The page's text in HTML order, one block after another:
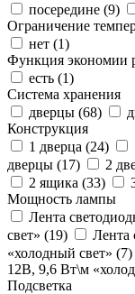
посередине (9)
Ограничение
нет (1)
Функция экономии
есть (1)
Система хранения
дверцы (68)
Конструкция
1 дверца (24)
дверцы (17) 2
2 ящика (33)
Мощность лампы
Лента
свет» (19)
Лента
«холодный свет» (7)
12В, 9,6 Вт\м
Подсветка